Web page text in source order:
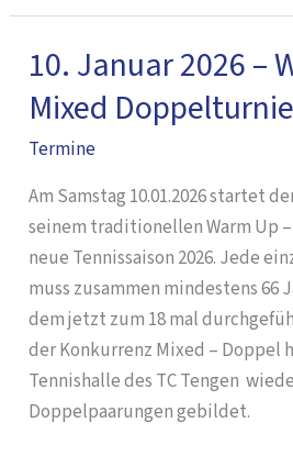
10. Januar 2026 –
Mixed
Termine
Am Samstag 10.01.2026 startet
seinem traditionellen Warm Up
neue Tennissaison 2026. Jede
muss zusammen mindestens 66
dem jetzt zum 18 mal
der Konkurrenz Mixed – Doppel
Tennishalle des TC Tengen
Doppelpaarungen gebildet.
10.
Januar
2026
–
Mixed
Doppelturnier